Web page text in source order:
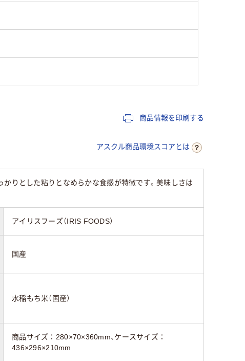
商品情報を印刷する
アスクル商品環境スコアとは
かりとした粘りとなめらかな食感が特徴です。美味しさは
アイリスフーズ（IRIS FOODS）
国産
水稲もち米（国産）
商品サイズ：280×70×360mm、ケースサイズ：
436×296×210mm